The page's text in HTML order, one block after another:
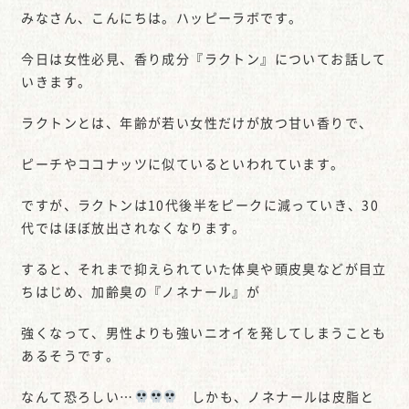
みなさん、こんにちは。ハッピーラボです。
今日は女性必見、香り成分『ラクトン』についてお話して
いきます。
ラクトンとは、年齢が若い女性だけが放つ甘い香りで、
ピーチやココナッツに似ているといわれています。
ですが、ラクトンは10代後半をピークに減っていき、30
代ではほぼ放出されなくなります。
すると、それまで抑えられていた体臭や頭皮臭などが目立
ちはじめ、加齢臭の『ノネナール』が
強くなって、男性よりも強いニオイを発してしまうことも
あるそうです。
なんて恐ろしい…
しかも、ノネナールは皮脂と